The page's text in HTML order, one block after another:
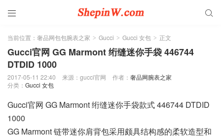
 
当前位置： 奢品网包包腕表之家 > Gucci > Gucci 女包 > 正文
Gucci官网 GG Marmont 绗缝迷你手袋 446744
DTDID 1000
2017-05-11 22:40 来源：gucci官网 作者： 奢品网腕表之家
分类： Gucci 女包
Gucci官网 GG Marmont 绗缝迷你手袋款式 446744 DTDID
1000
GG Marmont 链带迷你肩背包采用颇具结构感的柔软造型和